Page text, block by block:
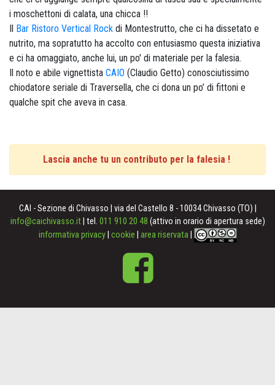
i moschettoni di calata, una chicca !!
Il Bar Ristoro Vertical Rock di Montestrutto, che ci ha dissetato e
nutrito, ma sopratutto ha accolto con entusiasmo questa iniziativa
e ci ha omaggiato, anche lui, un po' di materiale per la falesia.
Il noto e abile vignettista CAIO (Claudio Getto) conosciutissimo
chiodatore seriale di Traversella, che ci dona un po’ di fittoni e
qualche spit che aveva in casa.
Lascia anche tu un contributo per la falesia !
CAI - Sezione di Chivasso | via del Castello 8 - 10034 Chivasso (TO) |
info@caichivasso.it| tel. 011 910 20 48 (attivo in orario di apertura sede)
informativa privacy| cookie area riservata|